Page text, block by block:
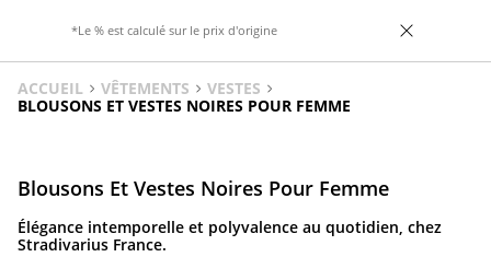
*Le % est calculé sur le prix d'origine
ACCUEIL VÊTEMENTS
VESTES
BLOUSONS ET VESTES NOIRES POUR FEMME
Blousons Et Vestes Noires Pour Femme
Élégance intemporelle et polyvalence au quotidien, chez
Stradivarius France.